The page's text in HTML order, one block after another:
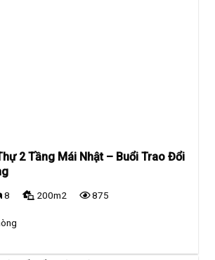
2 Tầng Mái Nhật – Buổi Trao Đổi
8 200m2 875